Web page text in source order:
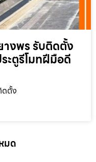
างพร รับติดตั้ง
ะตูรีโมทฝีมือดี
ดตั้ง
มด